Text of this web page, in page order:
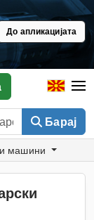
До апликацијата
Барај
машини